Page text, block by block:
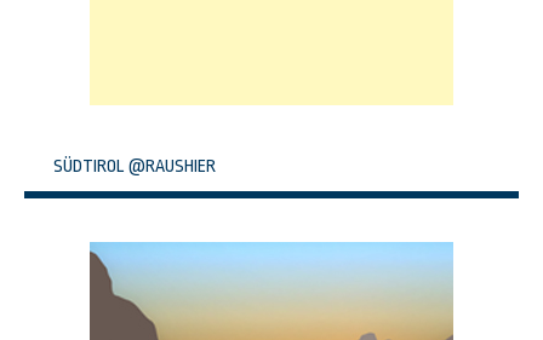
SÜDTIROL @RAUSHIER